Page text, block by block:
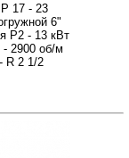
17 - 23
6"
Р2 - 13 кВт
- 2900 об/м
R 2 1/2